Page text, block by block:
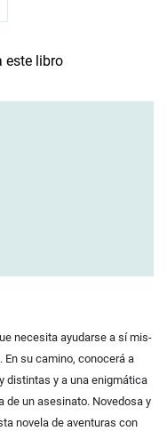
este libro
necesita ayudarse a sí mis­
En su camino, conocerá a
distintas y a una enigmática
de un asesinato. Novedosa y
novela de aventuras con